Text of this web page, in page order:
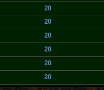
20
20
20
20
20
20